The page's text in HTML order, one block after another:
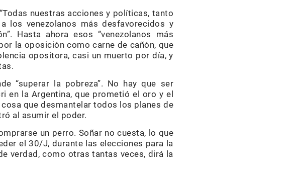
nuestras acciones y políticas, tanto
los venezolanos más desfavorecidos y
Hasta ahora esos “venezolanos más
la oposición como carne de cañón, que
opositora, casi un muerto por día, y
“superar la pobreza”. No hay que ser
en la Argentina, que prometió el oro y el
que desmantelar todos los planes de
al asumir el poder.
un perro. Soñar no cuesta, lo que
el 30/J, durante las elecciones para la
verdad, como otras tantas veces, dirá la